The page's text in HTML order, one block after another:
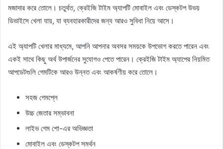
মজাদার করে তোলে। চতুর্থত, ক্রেইজি টাইম অ্যাপটি মোবাইল এবং ডেস্কটপ উভয়
ডিভাইসে খেলা যায়, যা ব্যবহারকারীদের জন্য আরও সুবিধা নিয়ে আসে।
এই অ্যাপটি খেলার মাধ্যমে, আপনি আপনার অবসর সময়কে উপভোগ করতে পারেন এবং
একই সাথে কিছু অর্থ উপার্জনের সুযোগও পেতে পারেন। ক্রেইজি টাইম অ্যাপের নিয়মিত
আপডেটগুলি গেমটিকে আরও উন্নত এবং আকর্ষণীয় করে তোলে।
সহজ গেমপ্লে
উচ্চ জেতার সম্ভাবনা
লাইভ গেম শো-এর অভিজ্ঞতা
মোবাইল এবং ডেস্কটপ সমর্থন